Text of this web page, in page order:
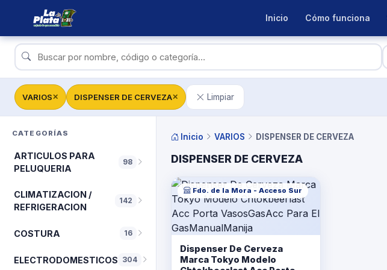
Inicio Cómo funciona
VARIOS✕ DISPENSER DE CERVEZA✕ Limpiar
CATEGORÍAS
ARTICULOS PARA
PELUQUERIA
98
CLIMATIZACION /
REFRIGERACION
142
COSTURA 16
ELECTRODOMESTICOS 304
Inicio VARIOS DISPENSER DE CERVEZA
DISPENSER DE CERVEZA
Fdo. de la Mora - Acceso Sur
Dispenser De Cerveza
Marca Tokyo Modelo